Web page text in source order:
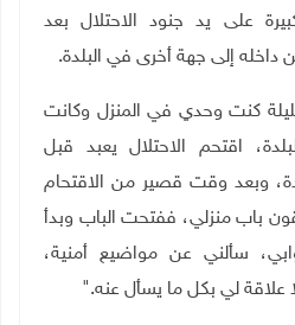
على يد جنود الاحتلال بعد
داخله إلى جهة أخرى في البلدة.
كنت وحدي في المنزل وكانت
اقتحم الاحتلال يعبد قبل
وبعد وقت قصير من الاقتحام
باب منزلي، ففتحت الباب وبدأ
سألني عن مواضيع أمنية،
علاقة لي بكل ما يسأل عنه".